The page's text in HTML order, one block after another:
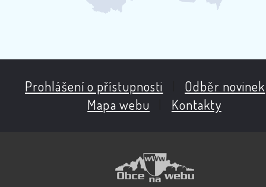
Prohlášení o přístupnosti Odběr novinek
Mapa webu
Kontakty